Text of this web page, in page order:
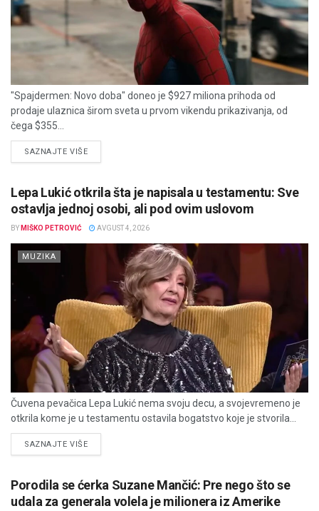
"Spajdermen: Novo doba" doneo je $927 miliona prihoda od
prodaje ulaznica širom sveta u prvom vikendu prikazivanja, od
čega $355...
SAZNAJTE VIŠEDETAILS
Lepa Lukić otkrila šta je napisala u testamentu: Sve
ostavlja jednoj osobi, ali pod ovim uslovom
BY MIŠKO PETROVIĆ AVGUST 4, 2026
MUZIKA
Čuvena pevačica Lepa Lukić nema svoju decu, a svojevremeno je
otkrila kome je u testamentu ostavila bogatstvo koje je stvorila...
SAZNAJTE VIŠEDETAILS
Porodila se ćerka Suzane Mančić: Pre nego što se
udala za generala volela je milionera iz Amerike